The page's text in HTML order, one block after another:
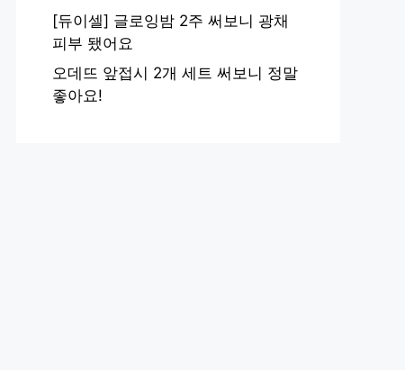
[듀이셀] 글로잉밤 2주 써보니 광채
피부 됐어요
오데뜨 앞접시 2개 세트 써보니 정말
좋아요!